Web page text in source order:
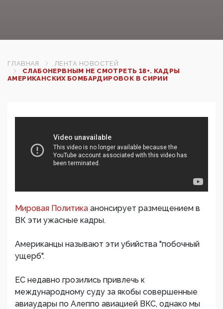
ГЛАВНАЯ
ЛЕНТА НОВОСТЕЙ
СЛАБОНЕРВНЫМ НЕ СМОТРЕТЬ 18+. КАДРЫ
АМЕРИКАНСКИХ БОМБАРДИРОВОК В СИРИИ
Мировая Политика анонсирует размещением в
ВК эти ужасные кадры.
Американцы называют эти убийства "побочный
ущерб".
ЕС недавно грозились привлечь к
международному суду за якобы совершенные
авиаудары по Алеппо авиацией ВКС, однако мы